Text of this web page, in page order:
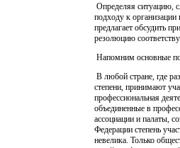
Определяя ситуацию,
подходу к
предлагает обсудить
резолюцию
Напомним основные
В любой стране, где
степени, принимают
профессиональная
объединенные в
ассоциации и палаты,
Федерации степень
невелика. Только